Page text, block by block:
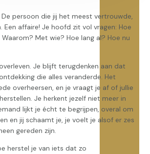
persoon die jij het meest vertrouwde,
Een affaire! Je hoofd zit vol vragen: Hoe
Met wie? Hoe lang al? Hoe nu
Je blijft terugdenken aan dat
die alles veranderde. Het
overheersen, en je vraagt je af of jullie
Je herkent jezelf niet meer in
lijkt je écht te begrijpen, overal om
en jij schaamt je, je voelt je alsof er zes
gereden zijn.
herstel je van iets dat zo